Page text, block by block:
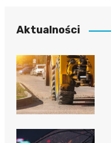
Aktualności